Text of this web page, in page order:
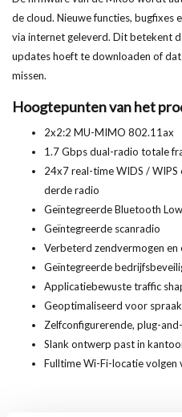
decloud. Nieuwe functies, bugfixes
via internet geleverd. Dit betekent
updates hoeft te downloaden of dat
missen.
Hoogtepunten van het
2x2:2 MU-MIMO 802.11ax
1.7 Gbps dual-radio totale
24x7 real-time WIDS / WIPS
derde radio
Geïntegreerde Bluetooth
Geïntegreerde scanradio
Verbeterd zendvermogen
Geïntegreerde
Applicatiebewuste traffic
Geoptimaliseerd voor
Zelfconfigurerende, plug-
Slank ontwerp past in
Fulltime Wi-Fi-locatie volgen